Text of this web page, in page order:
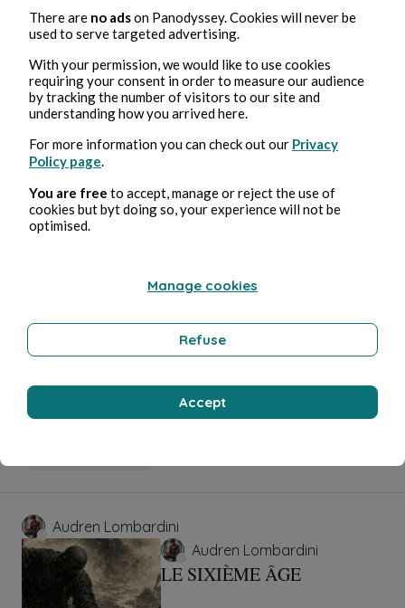
Prolonger le voyage dans l'univers
Poésie et chanson
Pmd Robeen
Pmd Robeen
La Symphonie des Sphères
8 août 2026 1 min de lecture
Pmd Robeen
Psychomachie
Audren Lombardini
Audren Lombardini
LE SIXIÈME ÂGE
There are no adson Panodyssey. Cookies will never be
used to serve targeted advertising.
With your permission, we would like to use cookies
requiring your consent in order to measure our audience
by tracking the number of visitors to our site and
understanding how you arrived here.
For more information you can check out our Privacy
Policy page
You are free to accept, manage or reject the use of
cookies but byt doing so, your experience will not be
optimised.
Manage cookies
Refuse
Accept